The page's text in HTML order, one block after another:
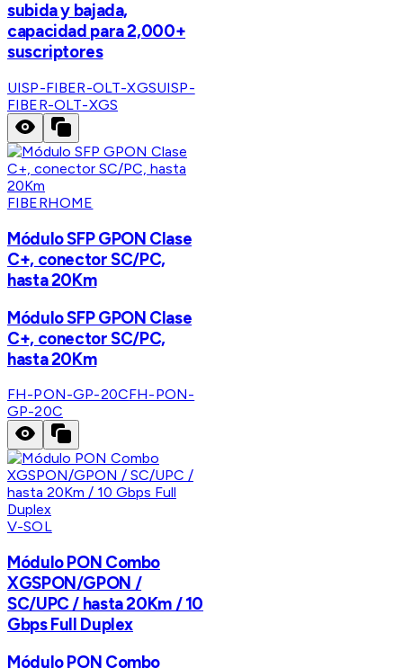
subida y bajada,
capacidad para 2,000+
suscriptores
UISP-FIBER-OLT-XGSUISP-
FIBER-OLT-XGS
FIBERHOME
Módulo SFP GPON Clase
C+, conector SC/PC,
hasta 20Km
Módulo SFP GPON Clase
C+, conector SC/PC,
hasta 20Km
FH-PON-GP-20CFH-PON-
GP-20C
V-SOL
Módulo PON Combo
XGSPON/GPON /
SC/UPC / hasta 20Km / 10
Gbps Full Duplex
Módulo PON Combo